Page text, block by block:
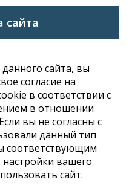
сайта
сайта, вы
согласие на
в соответствии с
в отношении
вы не согласны с
данный тип
соответствующим
вашего
сайт.